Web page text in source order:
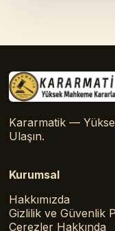
Kararmatik —
Ulaşın.
Kurumsal
Hakkımızda
Gizlilik ve Güvenlik
Çerezler Hakkında